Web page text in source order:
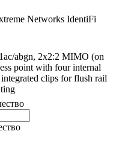
Networks IdentiFi
abgn, 2x2:2 MIMO (on
point with four internal
clips for flush rail